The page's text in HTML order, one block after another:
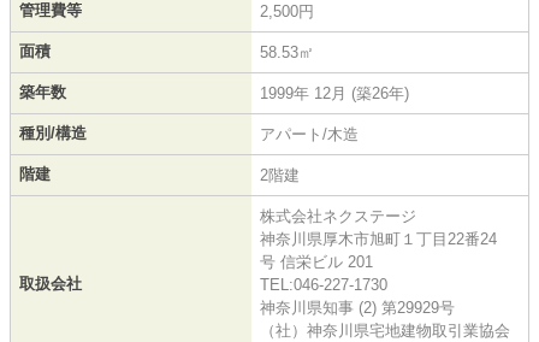
管理費等 2,500円
面積 58.53㎡
築年数 1999年 12月 (築26年)
種別/構造 アパート/木造
階建 2階建
取扱会社
株式会社ネクステージ
神奈川県厚木市旭町１丁目22番24
号 信栄ビル 201
TEL:046-227-1730
神奈川県知事 (2) 第29929号
（社）神奈川県宅地建物取引業協会